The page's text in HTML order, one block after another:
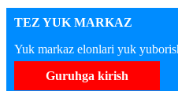
TEZ YUK MARKAZ
Yuk markaz elonlari yuk
Guruhga kirish